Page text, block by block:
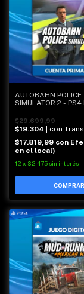
AUTOBAHN POLICE
SIMULATOR 2 - PS4
$29.699,99
$19.304
| con
$17.819,99 con
en el local)
12 x $2.475 sin interés